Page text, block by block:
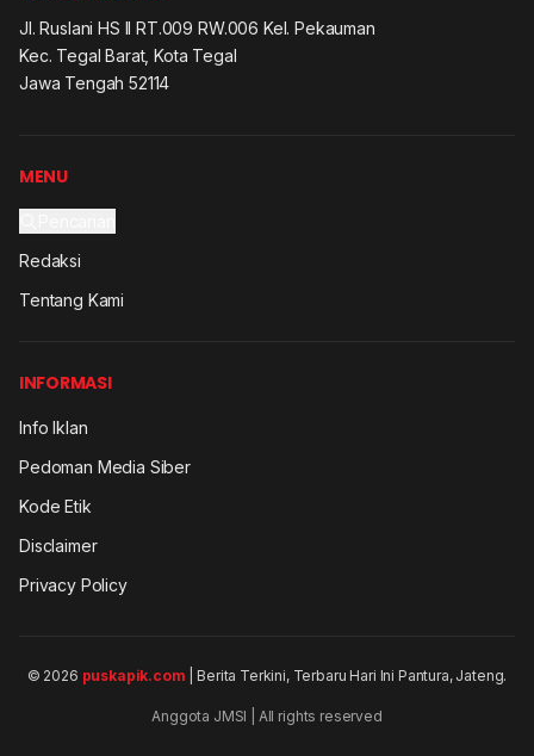
Jl. Ruslani HS II RT.009 RW.006 Kel. Pekauman
Kec. Tegal Barat, Kota Tegal
Jawa Tengah 52114
MENU
Redaksi
Tentang Kami
INFORMASI
Info Iklan
Pedoman Media Siber
Kode Etik
Disclaimer
Privacy Policy
© 2026 puskapik.com | Berita Terkini, Terbaru Hari Ini Pantura, Jateng.
Anggota JMSI | All rights reserved